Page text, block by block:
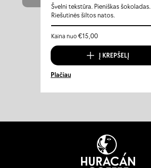
Švelni tekstūra. Pieniškas šokoladas.
Riešutinės šiltos natos.
Kaina nuo€15,00
Į KREPŠELĮ
Plačiau